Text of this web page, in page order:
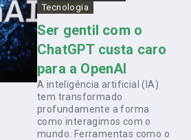
Tecnologia
Ser gentil com o
ChatGPT custa caro
para a OpenAI
A inteligência artificial (IA)
tem transformado
profundamente a forma
como interagimos com o
mundo. Ferramentas como o